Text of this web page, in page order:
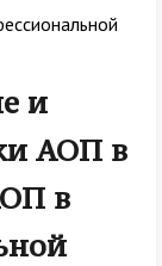
и
АОП в
в